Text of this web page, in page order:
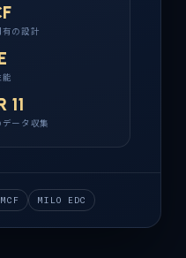
有の設計
能
11
ータ収集
MILO EDC